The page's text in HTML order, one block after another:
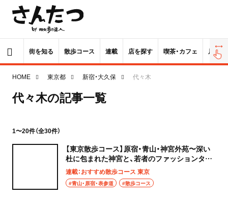
街を知る 散歩コース 連載 店を探す 喫茶・カフェ 居酒屋
HOME 東京都 新宿・大久保 代々木
代々木の記事一覧
1〜20件（全30件）
【東京散歩コース】原宿・青山・神宮外苑〜深い
杜に包まれた神宮と、若者のファッションタウ
ン〜
連載：おすすめ散歩コース 東京
#青山・原宿・表参道 #散歩コース